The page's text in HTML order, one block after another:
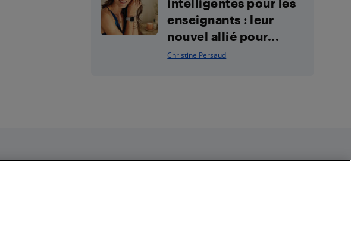
intelligentes pour les
enseignants : leur
nouvel allié pour...
Christine Persaud